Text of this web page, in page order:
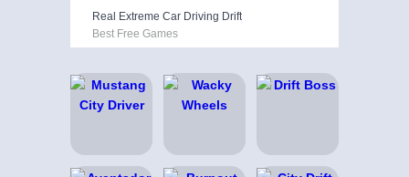
Real Extreme Car Driving Drift
Best Free Games